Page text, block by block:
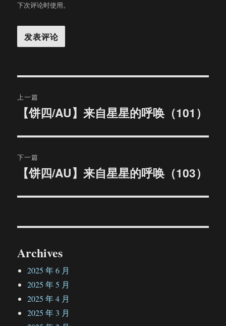
下次评论时使用。
章
航
上一篇
文
章：
【饼四/AU】来自星星的呼唤（101）
下一篇
文
【饼四/AU】来自星星的呼唤（103）
Archives
2025 年 6 月
2025 年 5 月
2025 年 4 月
2025 年 3 月